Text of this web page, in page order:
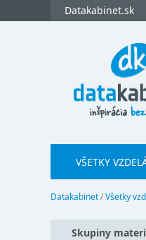
Datakabinet.sk
VŠETKY
Datakabinet/Všetky
Skupiny